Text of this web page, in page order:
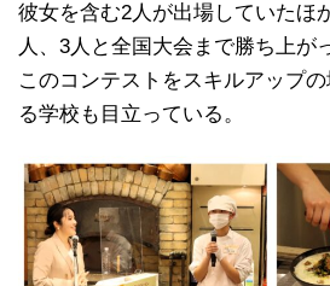
彼女を含む2人が出場していたほ
人、3人と全国大会まで勝ち上が
このコンテストをスキルアップ
る学校も目立っている。